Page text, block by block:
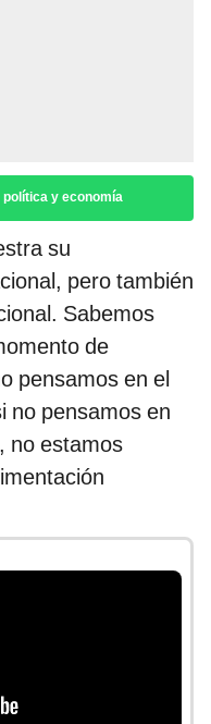
y economía
su
pero también
Sabemos
de
pensamos en el
no pensamos en
no estamos